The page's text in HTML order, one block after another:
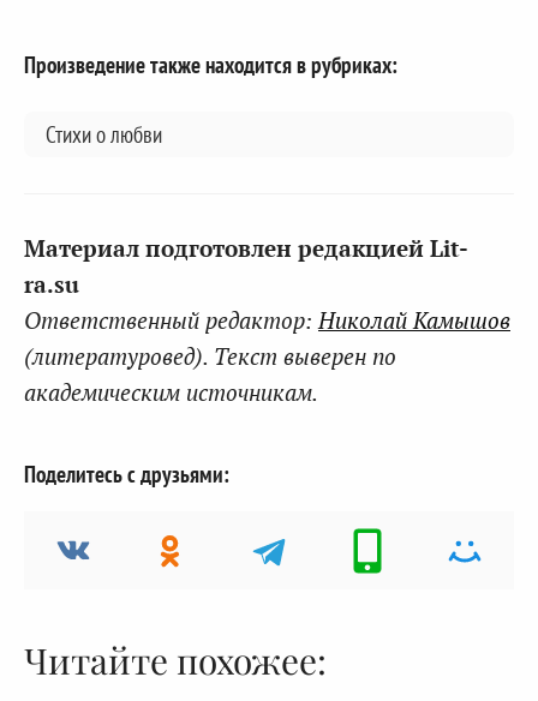
Произведение также находится в рубриках:
Стихи о любви
Материал подготовлен редакцией Lit-
ra.su
Ответственный редактор:Николай Камышов
(литературовед). Текст выверен по
академическим источникам.
Поделитесь с друзьями:
Читайте похожее: